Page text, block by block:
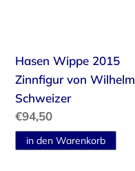
Hasen Wippe 2015
Zinnfigur von Wilhelm
Schweizer
Normaler
Preis
€94,50